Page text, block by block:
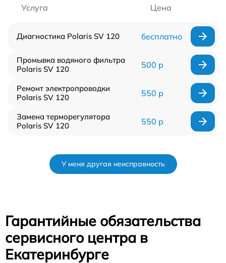
Услуга Цена
Диагностика Polaris SV 120 бесплатно
Промывка водяного фильтра
Polaris SV 120
500 р
Ремонт электропроводки
Polaris SV 120
550 р
Замена терморегулятора
Polaris SV 120
550 р
У меня другая неисправность
Гарантийные обязательства
сервисного центра в
Екатеринбурге